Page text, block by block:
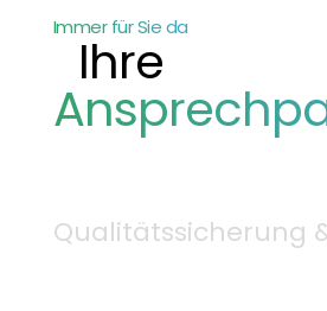
Immer für Sie da
Ihre
Qualitätssicherung